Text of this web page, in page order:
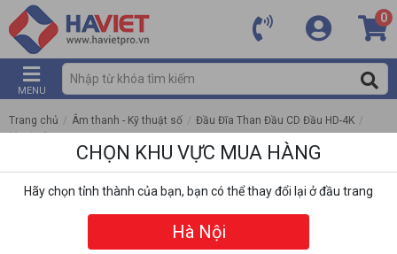
0
MENU
Trang chủ / Âm thanh - Kỹ thuật số / Đầu Đĩa Than Đầu CD Đầu HD-4K /
Music Server
CHỌN KHU VỰC MUA HÀNG
Hãy chọn tỉnh thành của bạn, bạn có thể thay đổi lại ở đầu trang
Hà Nội